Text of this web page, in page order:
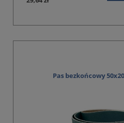
Pas bezkońcowy